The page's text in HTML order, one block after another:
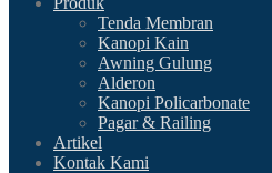
Tenda Membran
Kanopi Kain
Awning Gulung
Alderon
Kanopi Policarbonate
Pagar & Railing
Artikel
Kontak Kami